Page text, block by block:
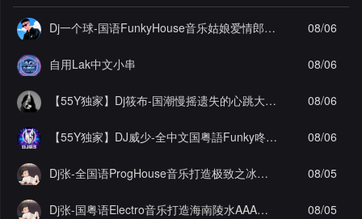
Dj一个球-国语FunkyHouse音乐姑娘爱情郎为爱痴狂飘飘弹Q鼓系列慢摇串烧NO.124 08/06
自用Lak中文小串 08/06
【55Y独家】Dj筱布-国潮慢摇遗失的心跳大雨还在下ProgHouse串烧 08/06
【55Y独家】DJ威少-全中文国粤語Funky咚咚(辞九门回忆)车载串烧(DJ威少 FunkyHouse 2026 Rmx Ｖ８２) 08/06
Dj张-全国语ProgHouse音乐打造极致之冰徐颖思九万字实录串烧Vol.29 08/05
Dj张-国粤语Electro音乐打造海南陵水AAA工程李总私人定制舍得实录串烧Vol.2 08/05